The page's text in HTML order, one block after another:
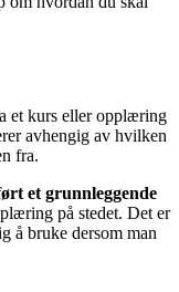
et kurs eller opplæring
avhengig av hvilken
fra.
et grunnleggende
på stedet. Det er
å bruke dersom man